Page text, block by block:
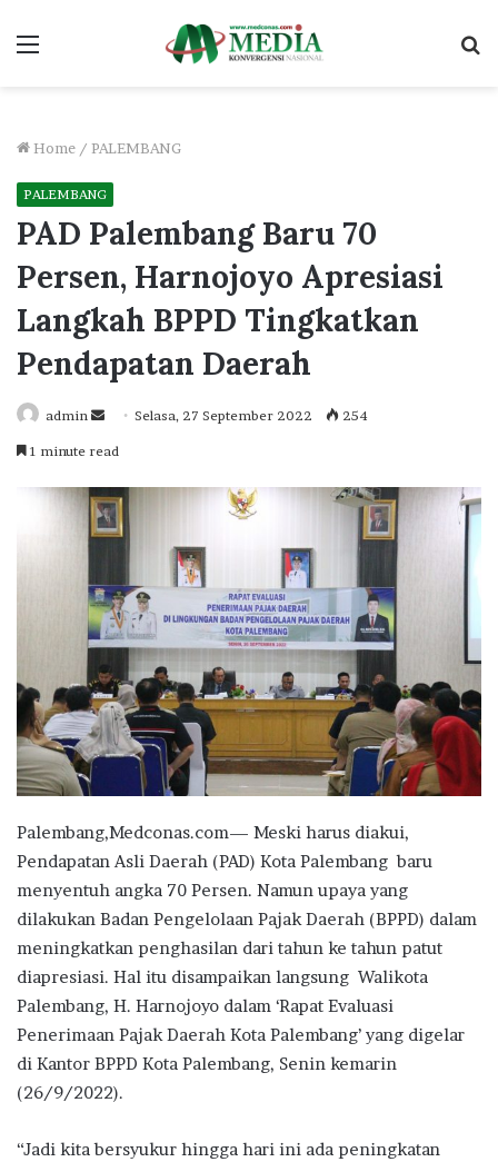
Menu
Home / PALEMBANG
PALEMBANG
PAD Palembang Baru 70
Persen, Harnojoyo Apresiasi
Langkah BPPD Tingkatkan
Pendapatan Daerah
admin
Send Selasa, 27 September 2022 254
1 minute read
Palembang,Medconas.com— Meski harus diakui,
Pendapatan Asli Daerah (PAD) Kota Palembang baru
menyentuh angka 70 Persen. Namun upaya yang
dilakukan Badan Pengelolaan Pajak Daerah (BPPD) dalam
meningkatkan penghasilan dari tahun ke tahun patut
diapresiasi. Hal itu disampaikan langsung Walikota
Palembang, H. Harnojoyo dalam ‘Rapat Evaluasi
Penerimaan Pajak Daerah Kota Palembang’ yang digelar
di Kantor BPPD Kota Palembang, Senin kemarin
(26/9/2022).
“Jadi kita bersyukur hingga hari ini ada peningkatan